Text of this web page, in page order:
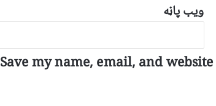
ویب پاڼه
Save my name, email, and